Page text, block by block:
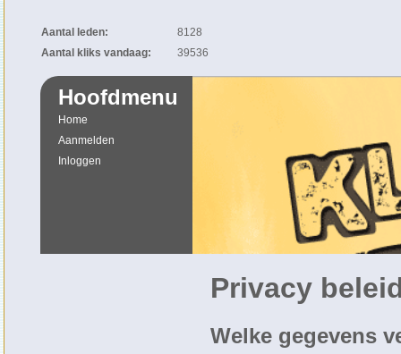
Aantal leden:
8128
Aantal kliks vandaag:
39536
Privacy
Welke gegevens
Hoofdmenu
Home
Aanmelden
Inloggen